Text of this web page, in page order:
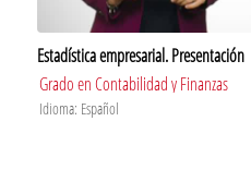
Estadística empresarial. Presentación
Grado en Contabilidad y Finanzas
Idioma: Español